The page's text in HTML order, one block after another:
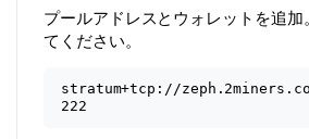
プールアドレスとウォレットを追加
てください。
stratum+tcp://
222